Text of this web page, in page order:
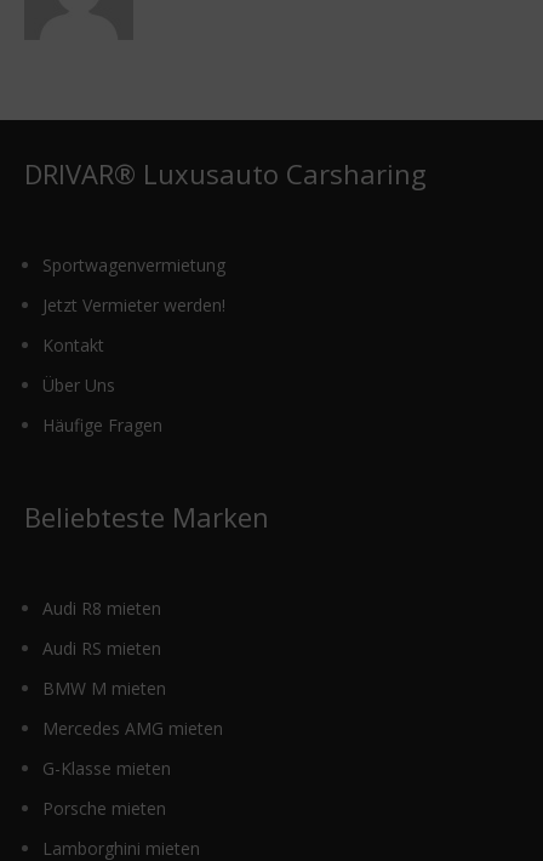
DRIVAR® Luxusauto Carsharing
Sportwagenvermietung
Jetzt Vermieter werden!
Kontakt
Über Uns
Häufige Fragen
Beliebteste Marken
Audi R8 mieten
Audi RS mieten
BMW M mieten
Mercedes AMG mieten
G-Klasse mieten
Porsche mieten
Lamborghini mieten